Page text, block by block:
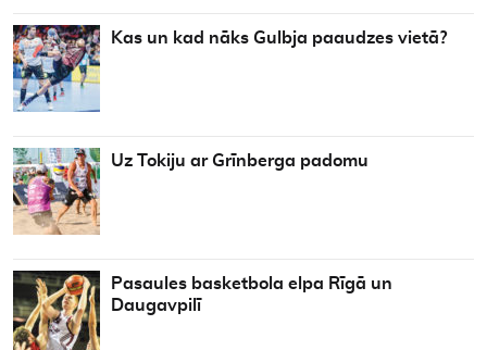
Kas un kad nāks Gulbja paaudzes vietā?
Uz Tokiju ar Grīnberga padomu
Pasaules basketbola elpa Rīgā un
Daugavpilī